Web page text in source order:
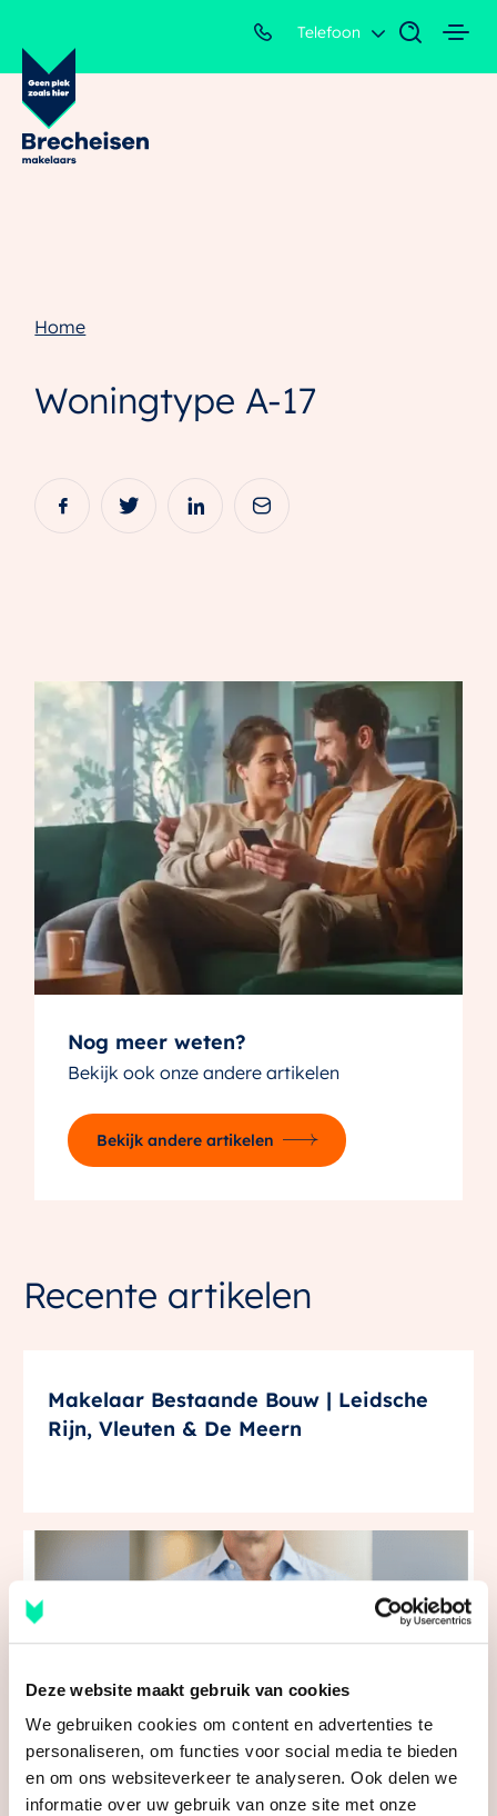
Deze website maakt gebruik van cookies
We gebruiken cookies om content en advertenties te
personaliseren, om functies voor social media te bieden
en om ons websiteverkeer te analyseren. Ook delen we
informatie over uw gebruik van onze site met onze
Telefoon
Home
Woningtype A-17
Nog meer weten?
Bekijk ook onze andere artikelen
Bekijk andere artikelen
Recente artikelen
Makelaar Bestaande Bouw | Leidsche
Rijn, Vleuten & De Meern
Vraagprijs te hoog, zo kan het je geld
kosten! #huizenmarkt #utrecht